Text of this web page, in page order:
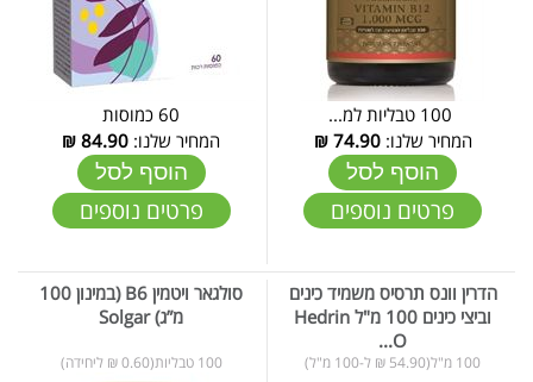
המחיר שלנו:74.90
₪
הוסף לסל
פרטים נוספים
60 כמוסות
המחיר שלנו: 84.90
₪
הוסף לסל
פרטים נוספים
הדרין וונס תרסיס משמיד כינים
וביצי כינים 100 מ"ל Hedrin
O...
100 מ"ל(54.90 ₪ ל-100 מ"ל)
סולגאר ויטמין B6 (במינון 100
מ”ג) Solgar
100 טבליות(0.60 ₪ ליחידה)